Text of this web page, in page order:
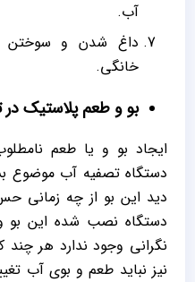
آب.
داغ شدن و سوختن
خانگی.
بو و طعم پلاستیک
ایجاد بو و یا طعم
دستگاه تصفیه آب موضوع
دید این بو از چه زمانی
دستگاه نصب شده این
نگرانی وجود ندارد هر
نیز نباید طعم و بوی آب